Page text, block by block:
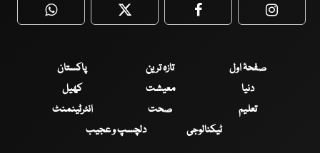
WhatsApp Twitter Facebook
صفحۂ اول تازہ ترین
پاکستان
دنیا
معیشت
کھیل
تعلیم
صحت
انٹرٹینمنٹ
ٹیکنالوجی
دلچسپ و عجیب